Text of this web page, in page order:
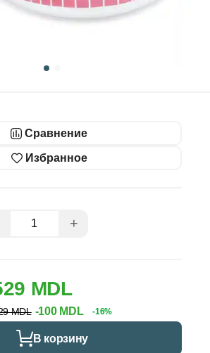
Сравнение
Избранное
+
MDL
MDL -100 MDL -16%
В корзину